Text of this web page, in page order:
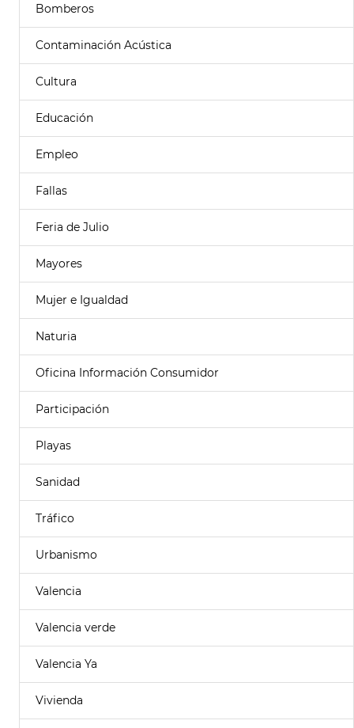
Bomberos
Contaminación Acústica
Cultura
Educación
Empleo
Fallas
Feria de Julio
Mayores
Mujer e Igualdad
Naturia
Oficina Información Consumidor
Participación
Playas
Sanidad
Tráfico
Urbanismo
Valencia
Valencia verde
Valencia Ya
Vivienda